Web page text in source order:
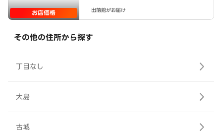
お店価格 出前館がお届け
その他の住所から探す
丁目なし
大島
古城